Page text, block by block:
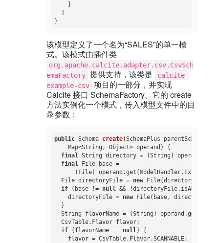
    }
  ]
该模型定义了一个名为“SALES”的单一模
式。该模式由插件类
org.apache.calcite.adapter.csv.CsvSch
emaFactory 提供支持，该类是
calcite-
example-csv 项目的一部分，并实现
Calcite 接口 SchemaFactory。它的 create
方法实例化一个模式，传入模型文件中的目
录参数：
public Schema create(SchemaPlus parentSchema,
    Map<String, Object> operand)
{
final String directory = (String) operand.get(
final File base =
(File)
  File directoryFile =
new File(directory);
if (base != null &&
    directoryFile =
new File(base, directory);
  }
  String flavorName = (String) operand.get(
  CsvTable.Flavor flavor;
if (flavorName == null) {
    flavor = CsvTable.Flavor.SCANNABLE;